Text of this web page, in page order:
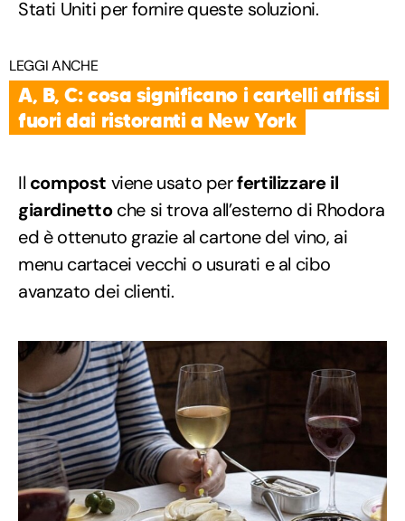
Stati Uniti per fornire queste soluzioni.
LEGGI ANCHE
A, B, C: cosa significano i cartelli affissi
fuori dai ristoranti a New York
Il compost viene usato perfertilizzare il
giardinettoche si trova all’esterno di Rhodora
ed è ottenuto grazie al cartone del vino, ai
menu cartacei vecchi o usurati e al cibo
avanzato dei clienti.